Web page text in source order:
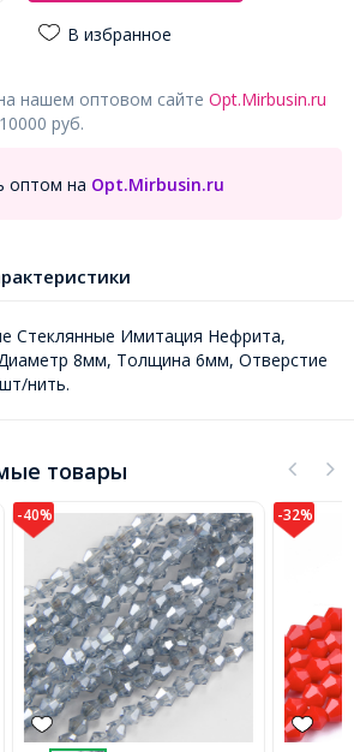
В избранное
нашем оптовом сайте Opt.Mirbusin.ru
руб.
оптом на Opt.Mirbusin.ru
Стеклянные Имитация Нефрита,
8мм, Толщина 6мм, Отверстие
нить.
товары
-32%